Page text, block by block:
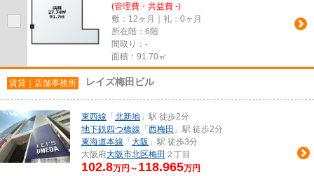
(管理費・共益費 -)
敷：12ヶ月｜礼：0ヶ月
所在階：6階
間取り：-
面積：91.70㎡
賃貸｜店舗事務所 レイズ梅田ビル
東西線 「 北新地 」駅 徒歩2分
地下鉄四つ橋線 「 西梅田 」駅 徒歩2分
東海道本線 「 大阪 」駅 徒歩3分
大阪府大阪市北区梅田 ２丁目
102.8万円～ 118.965万円